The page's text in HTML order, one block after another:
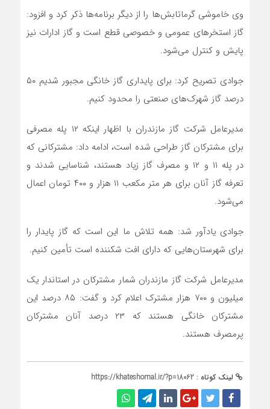
وی خاموشی گرماتابش‌ها را از دیگر برنامه‌ها ذکر کرد و افزود:
گاز استخرهای عمومی و خصوصی قطع است و گاز ادارات نیز
پایش و کنترل می‌شود.
جوادی تصریح کرد: برای پایداری گاز خانگی مجبور شدیم ۵۰
درصد گاز شهرک‌های صنعتی را محدود کنیم.
مدیرعامل شرکت گاز مازندران با اظهار اینکه ۱۲ پله مصرفی
برای مشترکان گاز طراحی شده است، ادامه داد: مشترکانی که
در پله ۱۱ و ۱۲ و مصرف گاز زیاد هستند، شناسایی شدند و
تعرفه گاز آنان برای هر متر مکعب ۱۱ هزار و ۴۰۰ تومان اعمال
می‌شود.
جوادی یادآور شد: همه تلاش ما این است که گاز پایدار را
برای شهرستان‌هایی که دارای افت شکننده است تأمین کنیم.
مدیرعامل شرکت گاز مازندران شمار مشترکان در استاندار یک
میلیون و ۷۰۰ هزار مشترک اعلام کرد و گفت: ۸۵ درصد این
مشترکان خانگی هستند که ۲۳ درصد آنان مشترکان
پرمصرف هستند.
لینک کوتاه : https://khateshomal.ir/?p=18062